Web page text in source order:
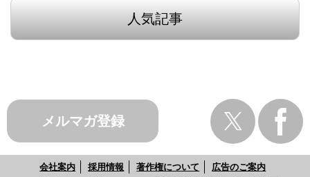
人気記事
メルマガ登録
会社案内 採用情報 著作権について
広告のご案内